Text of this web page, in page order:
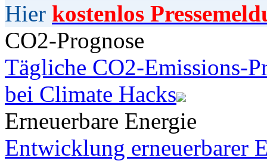
Hier kostenlos
CO2-Prognose
Tägliche CO2-Emissions-
bei Climate Hacks
Erneuerbare Energie
Entwicklung erneuerbarer